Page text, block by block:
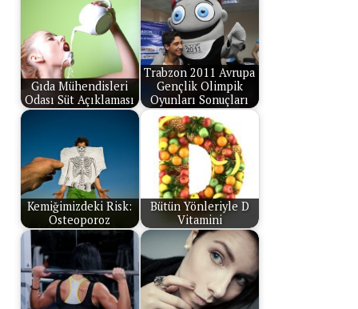
Gıda Mühendisleri
Odası Süt Açıklaması
Trabzon 2011 Avrupa
Gençlik Olimpik
Oyunları Sonuçları
Kemiğimizdeki Risk:
Osteoporoz
Bütün Yönleriyle D
Vitamini